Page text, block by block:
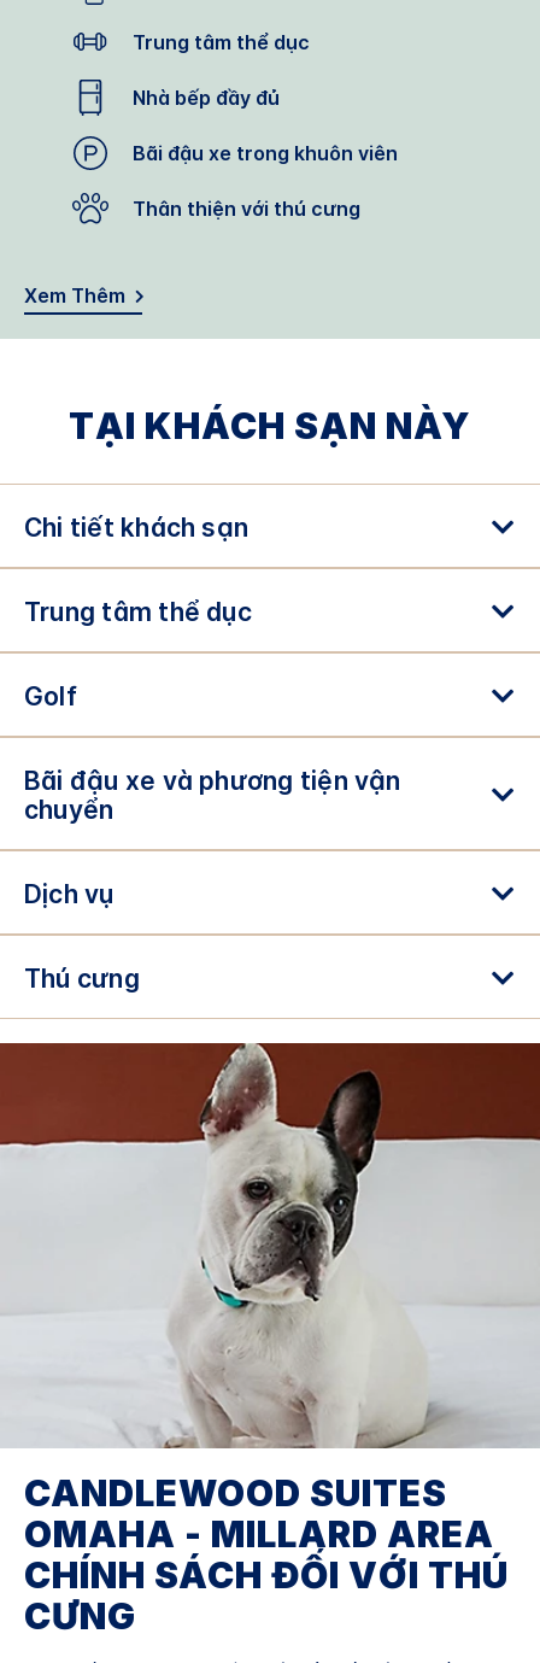
Trung tâm thể dục
Nhà bếp đầy đủ
Bãi đậu xe trong khuôn viên
Thân thiện với thú cưng
Xem Thêm
TẠI KHÁCH SẠN NÀY
Chi tiết khách sạn
Trung tâm thể dục
Golf
Bãi đậu xe và phương tiện vận
chuyển
Dịch vụ
Thú cưng
CANDLEWOOD SUITES
OMAHA - MILLARD AREA
CHÍNH SÁCH ĐỐI VỚI THÚ
CƯNG